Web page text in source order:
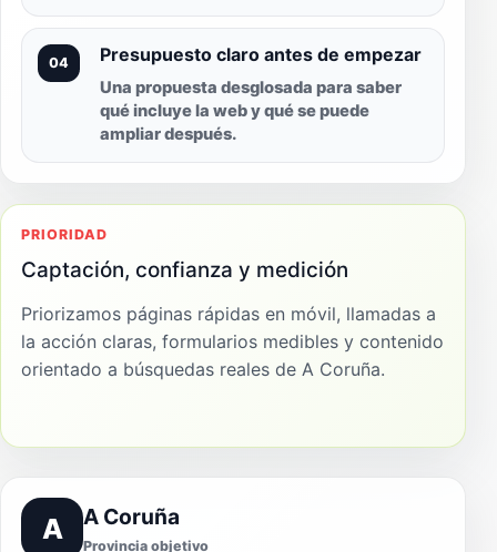
04 Presupuesto claro antes de empezar
Una propuesta desglosada para saber
qué incluye la web y qué se puede
ampliar después.
PRIORIDAD
Captación, confianza y medición
Priorizamos páginas rápidas en móvil, llamadas a
la acción claras, formularios medibles y contenido
orientado a búsquedas reales de A Coruña.
A A Coruña
Provincia objetivo